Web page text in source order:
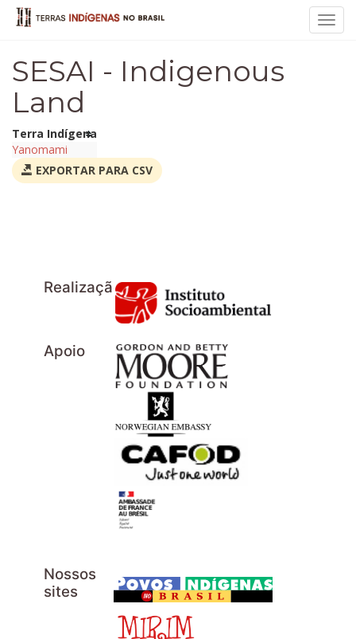
SESAI - Indigenous
Land
Terra Indígena
Yanomami
EXPORTAR PARA CSV